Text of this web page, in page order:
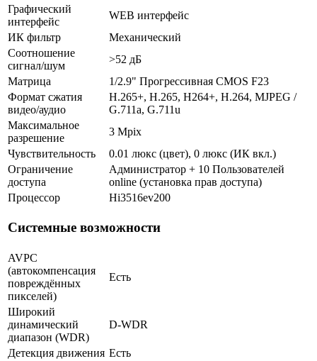
Графический
интерфейс
WEB интерфейс
ИК фильтр
Механический
Соотношение
сигнал/шум
>52 дБ
Матрица
1/2.9" Прогрессивная CMOS F23
Формат сжатия
видео/аудио
H.265+, H.265, H264+, H.264, MJPEG /
G.711a, G.711u
Максимальное
разрешение
3 Mpix
Чувствительность
0.01 люкс (цвет), 0 люкс (ИК вкл.)
Ограничение
доступа
Администратор + 10 Пользователей
online (установка прав доступа)
Процессор
Hi3516ev200
Системные возможности
AVPC
(автокомпенсация
повреждённых
пикселей)
Есть
Широкий
динамический
диапазон (WDR)
D-WDR
Детекция движения Есть